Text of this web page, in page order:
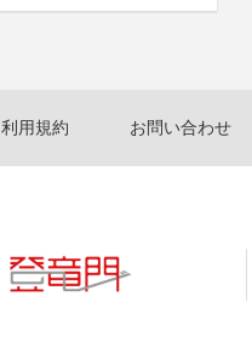
利用規約 お問い合わせ